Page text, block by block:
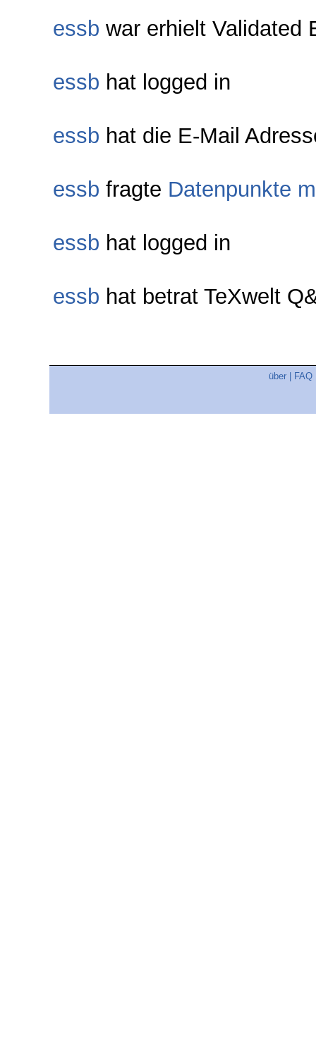
essb war erhielt Validated
essb hat logged in
essb hat die E-Mail
essb fragte Datenpunkte
essb hat logged in
essb hat betrat TeXwelt
über FAQ